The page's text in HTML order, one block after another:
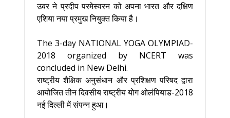
उबर ने प्रदीप परमेस्वरन को अपना भारत और दक्षिण
एशिया नया प्रमुख नियुक्त किया है।
The 3-day NATIONAL YOGA OLYMPIAD-
2018 organized by NCERT was
concluded in New Delhi.
राष्ट्रीय शैक्षिक अनुसंधान और प्रशिक्षण परिषद द्वारा
आयोजित तीन दिवसीय राष्ट्रीय योग ओलंपियाड-2018
नई दिल्ली में संपन्न हुआ।